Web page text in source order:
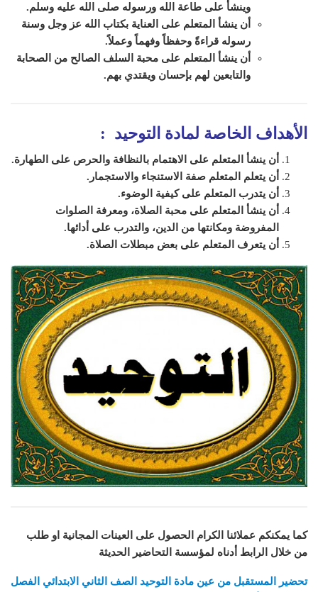
وينشأ على طاعة الله ورسوله صلى الله عليه وسلم.
أن ينشأ المتعلم على العناية بكتاب الله عز وجل وسنة
رسوله قراءةً وحفظاً وفهماً وعملاً.
أن ينشأ المتعلم على محبة السلف الصالح من الصحابة
والتابعين لهم بإحسان ويقتدي بهم.
الأهداف الخاصة لمادة التوحيد :
أن ينشأ المتعلم على الاهتمام بالنظافة والحرص على الطهارة.
أن يتعلم المتعلم صفة الاستنجاء والاستجمار.
أن يتدرب المتعلم على كيفية الوضوء.
أن ينشأ المتعلم على محبة الصلاة، ومعرفة الصلوات
المفروضة ومكانتها من الدين، والتدرب على أدائها.
أن يتعرف المتعلم على بعض مبطلات الصلاة.
كما يمكنكم عملائنا الكرام الحصول على العينات المجانية او طلب
من خلال الرابط أدناه لمؤسسة التحاضير الحديثة
تحضير المستقبل من عين مادة التوحيد الصف الثاني الابتدائي الفصل